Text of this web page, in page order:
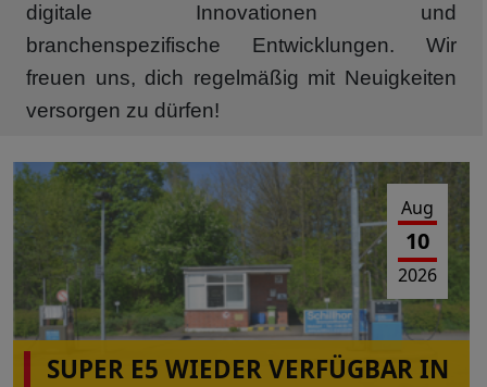
digitale Innovationen und
branchenspezifische Entwicklungen. Wir
freuen uns, dich regelmäßig mit Neuigkeiten
versorgen zu dürfen!
Aug
10
2026
SUPER E5 WIEDER VERFÜGBAR IN